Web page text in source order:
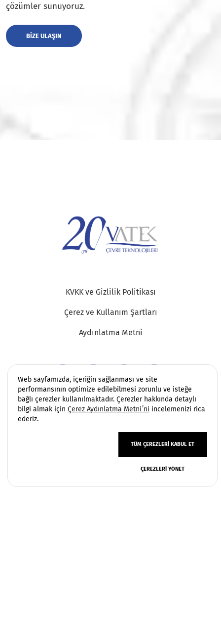
çözümler sunuyoruz.
BIZE ULAŞIN
KVKK ve Gizlilik Politikası
Çerez ve Kullanım Şartları
Aydınlatma Metni
Web sayfamızda, içeriğin sağlanması ve site
performansının optimize edilebilmesi zorunlu ve isteğe
bağlı çerezler kullanılmaktadır. Çerezler hakkında detaylı
bilgi almak için Çerez Aydınlatma Metni’ni incelemenizi rica
ederiz.
TÜM ÇEREZLERI KABUL ET
ÇEREZLERI YÖNET